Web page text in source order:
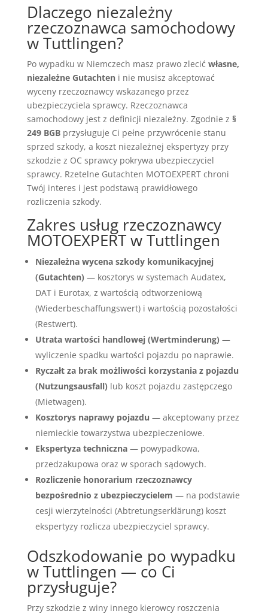
Dlaczego niezależny
rzeczoznawca samochodowy
w Tuttlingen?
Po wypadku w Niemczech masz prawo zlecić własne,
niezależne Gutachteni nie musisz akceptować
wyceny rzeczoznawcy wskazanego przez
ubezpieczyciela sprawcy. Rzeczoznawca
samochodowy jest z definicji niezależny. Zgodnie z §
249 BGBprzysługuje Ci pełne przywrócenie stanu
sprzed szkody, a koszt niezależnej ekspertyzy przy
szkodzie z OC sprawcy pokrywa ubezpieczyciel
sprawcy. Rzetelne Gutachten MOTOEXPERT chroni
Twój interes i jest podstawą prawidłowego
rozliczenia szkody.
Zakres usług rzeczoznawcy
MOTOEXPERT w Tuttlingen
Niezależna wycena szkody komunikacyjnej
(Gutachten) — kosztorys w systemach Audatex,
DAT i Eurotax, z wartością odtworzeniową
(Wiederbeschaffungswert) i wartością pozostałości
(Restwert).
Utrata wartości handlowej (Wertminderung) —
wyliczenie spadku wartości pojazdu po naprawie.
Ryczałt za brak możliwości korzystania z pojazdu
(Nutzungsausfall) lub koszt pojazdu zastępczego
(Mietwagen).
Kosztorys naprawy pojazdu — akceptowany przez
niemieckie towarzystwa ubezpieczeniowe.
Ekspertyza techniczna— powypadkowa,
przedzakupowa oraz w sporach sądowych.
Rozliczenie honorarium rzeczoznawcy
bezpośrednio z ubezpieczycielem — na podstawie
cesji wierzytelności (Abtretungserklärung) koszt
ekspertyzy rozlicza ubezpieczyciel sprawcy.
Odszkodowanie po wypadku
w Tuttlingen — co Ci
przysługuje?
Przy szkodzie z winy innego kierowcy roszczenia